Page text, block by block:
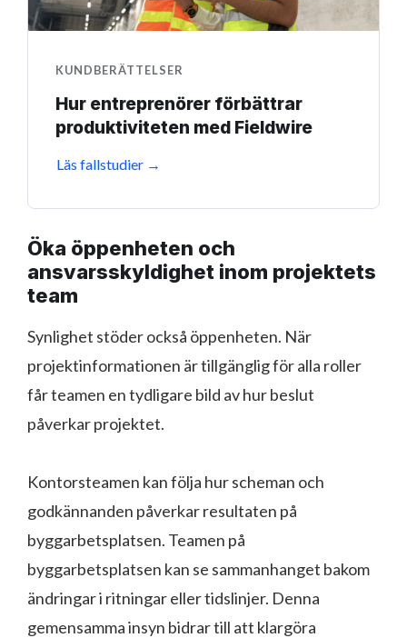
KUNDBERÄTTELSER
Hur entreprenörer förbättrar
produktiviteten med Fieldwire
Läs fallstudier →
Öka öppenheten och
ansvarsskyldighet inom projektets
team
Synlighet stöder också öppenheten. När
projektinformationen är tillgänglig för alla roller
får teamen en tydligare bild av hur beslut
påverkar projektet.
Kontorsteamen kan följa hur scheman och
godkännanden påverkar resultaten på
byggarbetsplatsen. Teamen på
byggarbetsplatsen kan se sammanhanget bakom
ändringar i ritningar eller tidslinjer. Denna
gemensamma insyn bidrar till att klargöra